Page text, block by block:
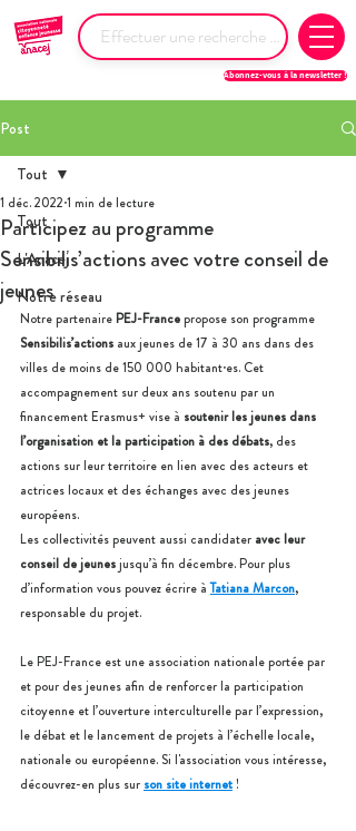
Abonnez-vous à la newsletter !
Post
Tout
L'Anacej
Notre réseau
Tout
Participez au programme
Sensibilis’actions avec votre conseil de
jeunes
1 déc. 2022 1 min de lecture
Notre partenaire PEJ-France propose son programme
Sensibilis’actions aux jeunes de 17 à 30 ans dans des
villes de moins de 150 000 habitant·es. Cet
accompagnement sur deux ans soutenu par un
financement Erasmus+ vise à soutenir les jeunes dans
l’organisation et la participation à des débats, des
actions sur leur territoire en lien avec des acteurs et
actrices locaux et des échanges avec des jeunes
européens.
Les collectivités peuvent aussi candidater avec leur
conseil de jeunes jusqu’à fin décembre. Pour plus
d’information vous pouvez écrire à Tatiana Marcon,
responsable du projet.
Le PEJ-France est une association nationale portée par
et pour des jeunes afin de renforcer la participation
citoyenne et l’ouverture interculturelle par l’expression,
le débat et le lancement de projets à l’échelle locale,
nationale ou européenne. Si l'association vous intéresse,
découvrez-en plus sur son site internet !